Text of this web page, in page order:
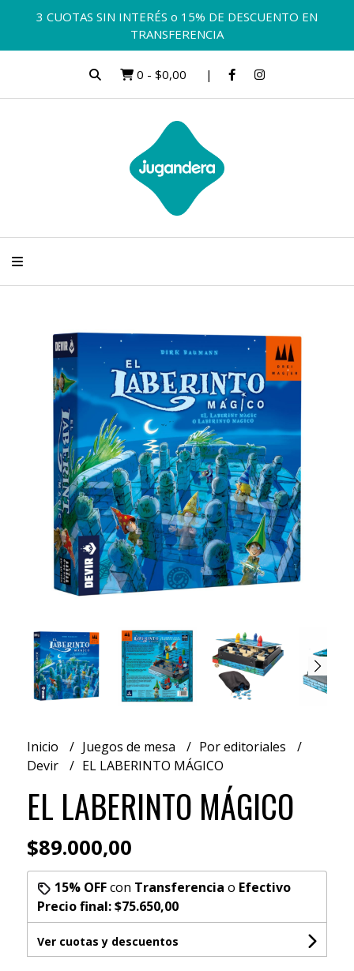
3 CUOTAS SIN INTERÉS o 15% DE DESCUENTO EN
TRANSFERENCIA
0 - $0,00
Inicio Juegos de mesa
Por editoriales
Devir
EL LABERINTO MÁGICO
EL LABERINTO MÁGICO
$89.000,00
15% OFFcon Transferencia o Efectivo
Precio final:$75.650,00
Ver cuotas y descuentos